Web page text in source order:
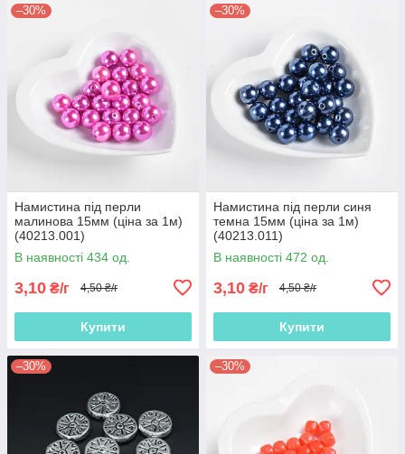
–30%
Намистина під перли
малинова 15мм (ціна за 1м)
(40213.001)
В наявності 434 од.
3,10 ₴/г 4,50 ₴/г
Купити
–30%
Намистина під перли синя
темна 15мм (ціна за 1м)
(40213.011)
В наявності 472 од.
3,10 ₴/г 4,50 ₴/г
Купити
–30% –30%